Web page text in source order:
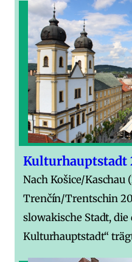
Kulturhauptstadt
Nach Košice/Kaschau
Trenčín/Trentschin
slowakische Stadt,
Kulturhauptstadt“